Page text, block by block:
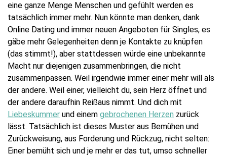
eine ganze Menge Menschen und gefühlt werden es
tatsächlich immer mehr. Nun könnte man denken, dank
Online Dating und immer neuen Angeboten für Singles, es
gäbe mehr Gelegenheiten denn je Kontakte zu knüpfen
(das stimmt!), aber stattdessen würde eine unbekannte
Macht nur diejenigen zusammenbringen, die nicht
zusammenpassen. Weil irgendwie immer einer mehr will als
der andere. Weil einer, vielleicht du, sein Herz öffnet und
der andere daraufhin Reißaus nimmt. Und dich mit
Liebeskummer und einem gebrochenen Herzen zurück
lässt. Tatsächlich ist dieses Muster aus Bemühen und
Zurückweisung, aus Forderung und Rückzug, nicht selten:
Einer bemüht sich und je mehr er das tut, umso schneller